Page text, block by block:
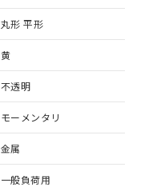
丸形 平形
黄
不透明
モーメンタリ
金属
一般負荷用